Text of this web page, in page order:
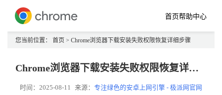
首页帮助中心
您当前位置： 首页 > Chrome浏览器下载安装失败权限恢复详细步骤
Chrome浏览器下载安装失败权限恢复详细步骤
时间：2025-08-11 来源：专注绿色的安卓上网引擎 - 极派网官网